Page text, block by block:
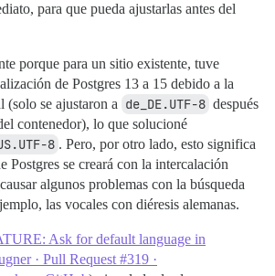
para que pueda ajustarlas antes del
porque para un sitio existente, tuve
de Postgres 13 a 15 debido a la
se ajustaron a de_DE.UTF-8 después
contenedor), lo que solucioné
8 . Pero, por otro lado, esto significa
Postgres se creará con la intercalación
algunos problemas con la búsqueda
las vocales con diéresis alemanas.
Ask for default language in
· Pull Request #319 ·